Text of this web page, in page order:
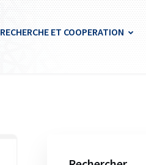
RECHERCHE ET COOPERATION